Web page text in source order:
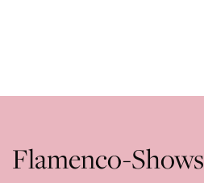
Flamenco-Shows